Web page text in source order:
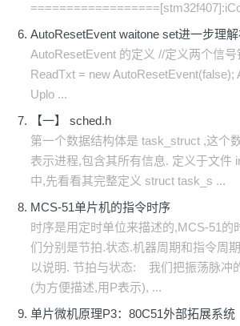
AutoResetEvent waitone set进一步理
AutoResetEvent 的定义 //定义两个信
ReadTxt = new AutoResetEvent(false);
Uplo ...
【一】 sched.h
第一个数据结构体是 task_struct ,这个
表示进程,包含其所有信息. 定义于文件
中,先看看其完整定义 struct task_s ...
MCS-51单片机的指令时序
时序是用定时单位来描述的,MCS-51的
们分别是节拍.状态.机器周期和指令周
以说明. 节拍与状态: 我们把振荡脉冲
(为方便描述,用P表示), ...
单片微机原理P3：80C51外部拓展系统